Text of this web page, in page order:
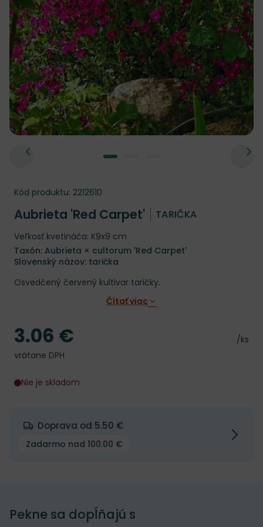
Kód produktu: 2212610
Aubrieta 'Red Carpet' TARIČKA
Veľkosť kvetináča: K9x9 cm
Taxón: Aubrieta × cultorum 'Red Carpet'
Slovenský názov: tarička
Osvedčený červený kultivar taričky.
Čítať viac
Cena
/ks
Cena
3.06 €
vrátane DPH
Nie je skladom
Doprava od 5.50 €
Zadarmo nad 100.00 €
Pekne sa dopĺňajú s